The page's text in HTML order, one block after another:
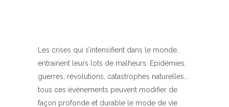
Les crises qui s’intensifient dans le monde,
entrainent leurs lots de malheurs. Epidémies,
guerres, révolutions, catastrophes naturelles…
tous ces évènements peuvent modifier de
façon profonde et durable le mode de vie